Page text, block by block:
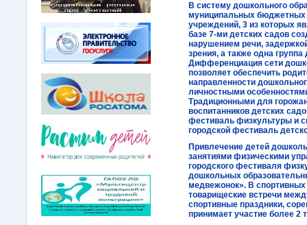
В систему дошкольного
муниципальных
учреждений, 3 из которых
базе 7-ми детских садов
нарушением речи,
зрения, а также одна
Дифференциация сети
позволяет обеспечить
направленности
личностными
Традиционными для
воспитанников детских
фестиваль физкультуры и
городской фестиваль
Привлечение детей
занятиями физическими
городского фестиваля
дошкольных
медвежонок». В
товарищеские встречи
спортивные праздники,
принимает участие более 2